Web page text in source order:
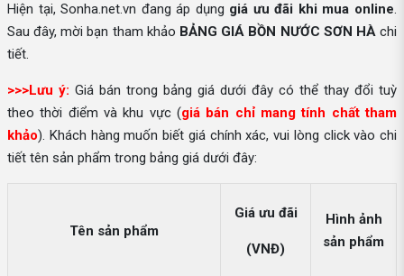
Hiện tại, Sonha.net.vn đang áp dụng giá ưu đãi khi mua online.
Sau đây, mời bạn tham khảo BẢNG GIÁ BỒN NƯỚC SƠN HÀchi
tiết.
>>>Lưu ý: Giá bán trong bảng giá dưới đây có thể thay đổi tuỳ
theo thời điểm và khu vực (giá bán chỉ mang tính chất tham
khảo). Khách hàng muốn biết giá chính xác, vui lòng click vào chi
tiết tên sản phẩm trong bảng giá dưới đây:
Tên sản phẩm
Giá ưu đãi
(VNĐ)
Hình ảnh
sản phẩm